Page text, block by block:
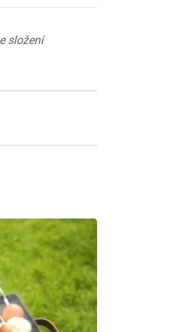
složení